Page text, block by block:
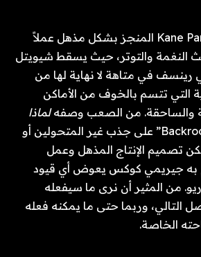
يعتبر فيلم Kane Parsons المنجز بشكل مذهل عملاً
النغمة والتوتر، حيث يسقط شيويتل
رينسف في متاهة لا نهاية لها من
التي تتسم بالخوف من الأماكن
والساحقة. من الصعب وصفهلماذا
يعمل فيلم “Backrooms” على جذب غير المتحولين أو
تصميم الإنتاج المذهل وعمل
به جيريمي كوكس يعوض أي قيود
من المثير أن نرى ما سيفعله
التالي، وربما حتى ما يمكنه فعله
الخاصة.